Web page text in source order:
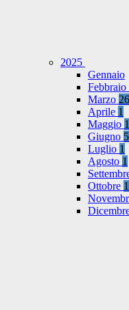
2025
Gennaio
Febbraio
Marzo 26
Aprile 1
Maggio 1
Giugno 5
Luglio 1
Agosto 1
Ottobre